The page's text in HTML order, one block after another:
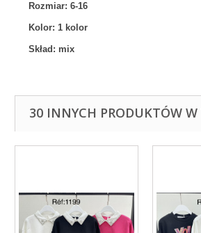
Rozmiar: 6-16
Kolor: 1 kolor
Skład: mix
30 INNYCH PRODUKTÓW W